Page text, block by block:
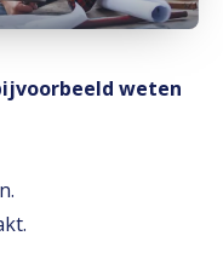
weten